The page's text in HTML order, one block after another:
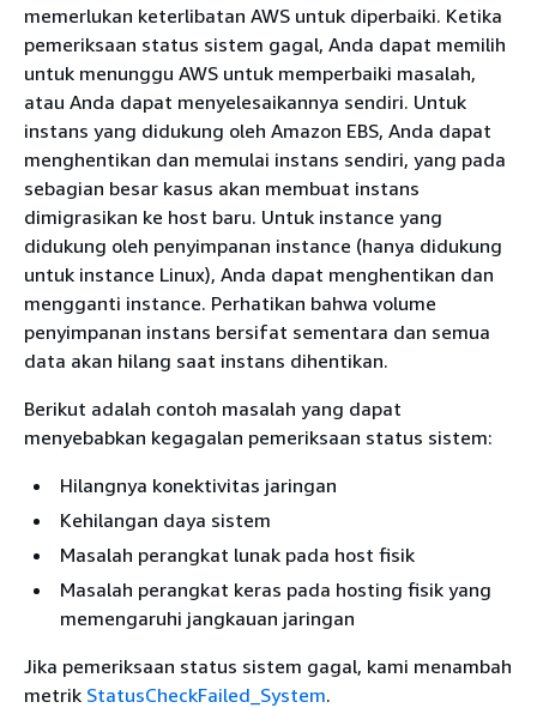
memerlukan keterlibatan AWS untuk diperbaiki. Ketika
pemeriksaan status sistem gagal, Anda dapat memilih
untuk menunggu AWS untuk memperbaiki masalah,
atau Anda dapat menyelesaikannya sendiri. Untuk
instans yang didukung oleh Amazon EBS, Anda dapat
menghentikan dan memulai instans sendiri, yang pada
sebagian besar kasus akan membuat instans
dimigrasikan ke host baru. Untuk instance yang
didukung oleh penyimpanan instance (hanya didukung
untuk instance Linux), Anda dapat menghentikan dan
mengganti instance. Perhatikan bahwa volume
penyimpanan instans bersifat sementara dan semua
data akan hilang saat instans dihentikan.
Berikut adalah contoh masalah yang dapat
menyebabkan kegagalan pemeriksaan status sistem:
Hilangnya konektivitas jaringan
Kehilangan daya sistem
Masalah perangkat lunak pada host fisik
Masalah perangkat keras pada hosting fisik yang
memengaruhi jangkauan jaringan
Jika pemeriksaan status sistem gagal, kami menambah
metrik StatusCheckFailed_System.